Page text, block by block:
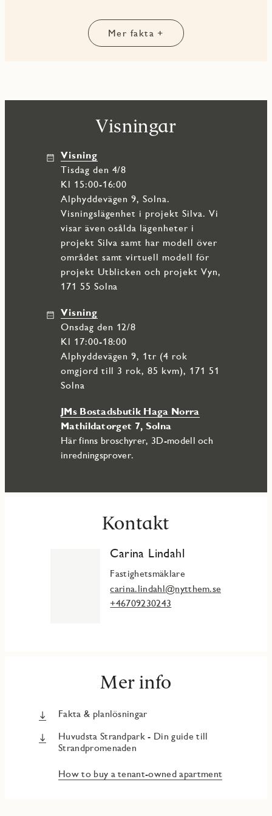
promenadavstånd till strandpromenader, parker, service och
goda kommunikationer. Ett hem som erbjuder både
komfort, funktion och ett mycket attraktivt läge.
Mer fakta +
Visningar
Visning
tisdag den 4/8
Kl 15:00-16:00
Alphyddevägen 9, Solna.
Visningslägenhet i projekt Silva. Vi
visar även osålda lägenheter i
projekt Silva samt har modell över
området samt virtuell modell för
projekt Utblicken och projekt Vyn,
171 55 Solna
Visning
onsdag den 12/8
Kl 17:00-18:00
Alphyddevägen 9, 1tr (4 rok
omgjord till 3 rok, 85 kvm), 171 51
Solna
JMs Bostadsbutik Haga Norra
Mathildatorget 7, Solna
Här finns broschyrer, 3D-modell och
inredningsprover.
Kontakt
Carina Lindahl
Fastighetsmäklare
carina.lindahl@nytthem.se
+46709230243
Mer info
Fakta & planlösningar
Huvudsta Strandpark - Din guide till
Strandpromenaden
How to buy a tenant-owned apartment